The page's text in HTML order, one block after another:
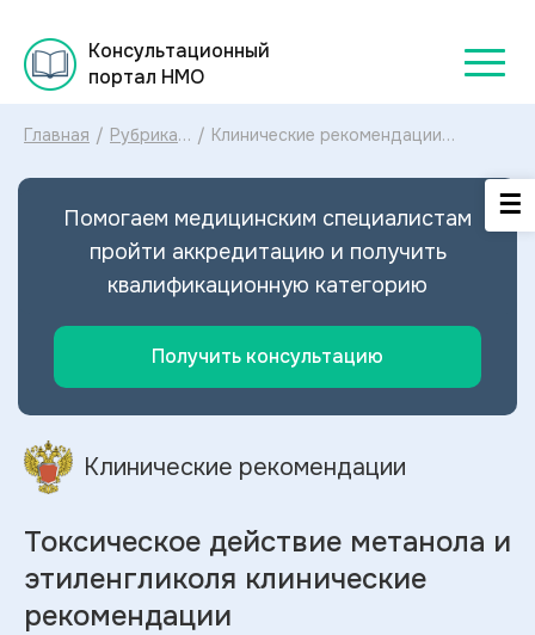
Консультационный
портал НМО
Главная / Рубрикатор
рекомендаций
/ Клинические рекомендации
этиленгликоля МКБ-10:
Токсического действия метанола и
этиленгликоля 2024
Помогаем медицинским специалистам
пройти аккредитацию и получить
квалификационную категорию
Получить консультацию
Клинические рекомендации
Токсическое действие метанола и
этиленгликоля клинические
рекомендации